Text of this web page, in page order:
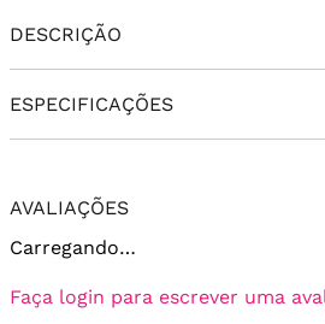
DESCRIÇÃO
ESPECIFICAÇÕES
AVALIAÇÕES
Carregando…
Faça login para escrever uma